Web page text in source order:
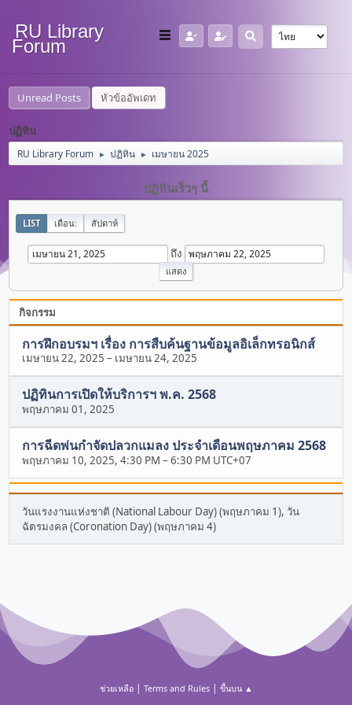
RU Library
Forum
Unread Posts หัวข้ออัพเดท
ปฏิทิน
RU Library Forum ► ปฏิทิน ► เมษายน 2025
ปฏิทินเร็วๆ นี้
LIST เดือน: สัปดาห์
ถึง
กิจกรรม
การฝึกอบรมฯ เรื่อง การสืบค้นฐานข้อมูลอิเล็กทรอนิกส์
เมษายน 22, 2025 – เมษายน 24, 2025
ปฏิทินการเปิดให้บริการฯ พ.ค. 2568
พฤษภาคม 01, 2025
การฉีดพ่นกำจัดปลวกแมลง ประจำเดือนพฤษภาคม 2568
พฤษภาคม 10, 2025, 4:30 PM –6:30 PM UTC+07
วันแรงงานแห่งชาติ (National Labour Day) (พฤษภาคม 1), วัน
ฉัตรมงคล (Coronation Day) (พฤษภาคม 4)
ช่วยเหลือ| Terms and Rules| ขึ้นบน ▲